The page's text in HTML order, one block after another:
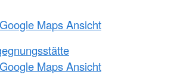
Maps Ansicht
Maps Ansicht